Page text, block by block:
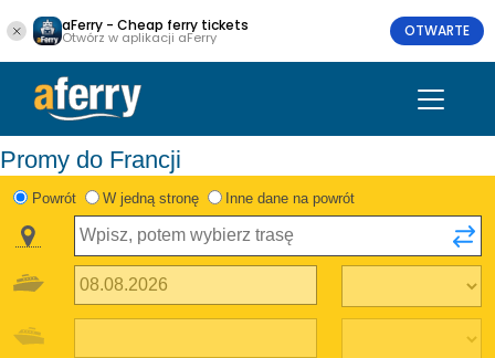
aFerry - Cheap ferry tickets
Otwórz w aplikacji aFerry OTWARTE
Promy do Francji
Powrót W jedną stronę Inne dane na powrót